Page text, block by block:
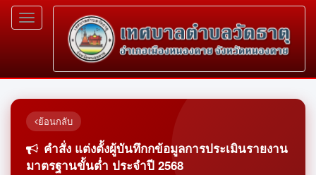
Toggle
navigation
ย้อนกลับ
คำสั่ง แต่งตั้งผู้บันทึกกข้อมูลการประเมินรายงาน
มาตรฐานขั้นต่ำ ประจำปี 2568